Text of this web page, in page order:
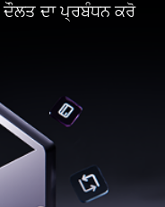
ਦਾ ਪ੍ਰਬੰਧਨ ਕਰੋ